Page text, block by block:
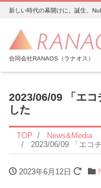
新しい時代の幕開けに。誕生、
合同会社RANAOS（ラナオス）
2023/06/09 「エ
した
TOP
News&Media
2023/06/09 「エコ
2023年6月12日